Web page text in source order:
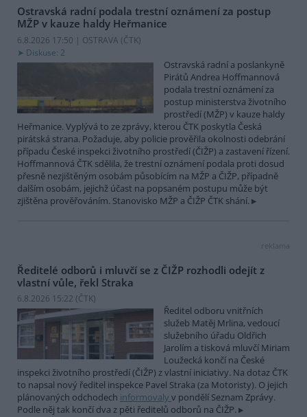
Ostravská radní podala trestní oznámení za postup
MŽP v kauze haldy Heřmanice
6.8.2026 17:50 | OSTRAVA (ČTK)
Diskuse: 2
Ostravská radní a poslankyně
Pirátů Andrea Hoffmannová
podala trestní oznámení za
postup ministerstva životního
prostředí (MŽP) v kauze haldy
Heřmanice. Vyplývá to ze zprávy, kterou ČTK poskytla Česká
pirátská strana. Požaduje, aby policie prověřila okolnosti odebrání
případu České inspekci životního prostředí (ČIŽP) a zastavení řízení.
Hoffmannová ČTK sdělila, že trestní oznámení podala proti dosud
přesně nezjištěným osobám působícím na MŽP a ČIŽP, případně
dalším osobám, jejichž účast na popsaném postupu může být
zjištěna prověřováním. Stanovisko MŽP a ČIŽP ČTK shání.
reklama
Ředitelé odborů i mluvčí se z ČIŽP rozhodli odejít z
vlastní vůle, řekl Straka
6.8.2026 15:22 (ČTK)
Ředitel odboru vnitřních
služeb Matěj Mrlina, vedoucí
služebního úřadu Oldřich
Jarolím a tisková mluvčí Miriam
Loužecká končí na České
inspekci životního prostředí (ČIŽP) z vlastní iniciativy. Na dotaz ČTK
to napsal nový ředitel inspekce Pavel Straka (za Motoristy). O jejich
plánovaných odchodech informovaly v pondělí Seznam Zprávy.
Podle něj tak končí dva z pěti ředitelů odborů na ČIŽP.